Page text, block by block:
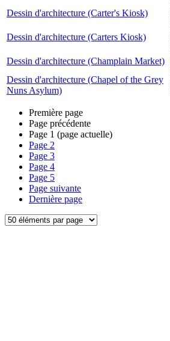
Dessin d'architecture (Carter's Kiosk)
Dessin d'architecture (Carters Kiosk)
Dessin d'architecture (Champlain Market)
Dessin d'architecture (Chapel of the Grey
Nuns Asylum)
Première page
Page précédente
Page 1 (page actuelle)
Page 2
Page 3
Page 4
Page 5
Page suivante
Dernière page